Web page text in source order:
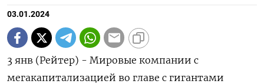
03.01.2024
3 янв (Рейтер) - Мировые компании с
мегакапитализацией во главе с гигантами